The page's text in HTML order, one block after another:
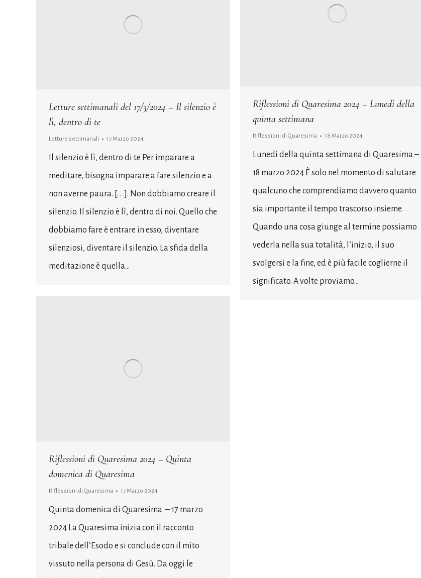
Riflessioni di Quaresima 2024 – Lunedì della
quinta settimana
Riflessioni di Quaresima 18 Marzo 2024
Lunedì della quinta settimana di Quaresima –
18 marzo 2024 È solo nel momento di salutare
qualcuno che comprendiamo davvero quanto
sia importante il tempo trascorso insieme.
Quando una cosa giunge al termine possiamo
vederla nella sua totalità, l’inizio, il suo
svolgersi e la fine, ed è più facile coglierne il
significato. A volte proviamo…
Letture settimanali del 17/3/2024 – Il silenzio è
lì, dentro di te
Letture settimanali 17 Marzo 2024
Il silenzio è lì, dentro di te Per imparare a
meditare, bisogna imparare a fare silenzio e a
non averne paura. [. . .]. Non dobbiamo creare il
silenzio. Il silenzio è lì, dentro di noi. Quello che
dobbiamo fare è entrare in esso, diventare
silenziosi, diventare il silenzio. La sfida della
meditazione è quella…
Riflessioni di Quaresima 2024 – Quinta
domenica di Quaresima
Riflessioni di Quaresima 17 Marzo 2024
Quinta domenica di Quaresima – 17 marzo
2024 La Quaresima inizia con il racconto
tribale dell’Esodo e si conclude con il mito
vissuto nella persona di Gesù. Da oggi le